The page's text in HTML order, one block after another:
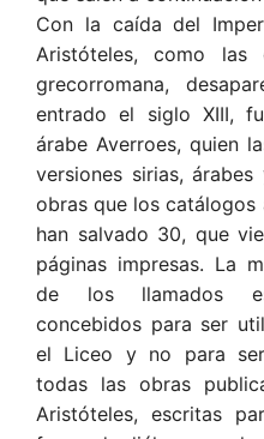
Con la caída del
Aristóteles, como
grecorromana,
entrado el siglo XIII,
árabe Averroes, quien
versiones sirias,
obras que los
han salvado 30, que
páginas impresas. La
de los llamados
concebidos para ser
el Liceo y no para
todas las obras
Aristóteles, escritas